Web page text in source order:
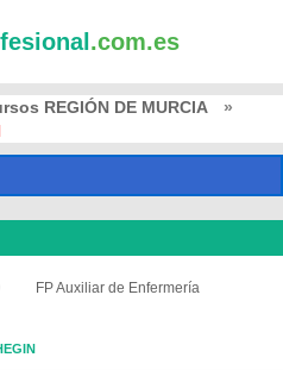
.com.es
REGIÓN DE MURCIA
»
FP Auxiliar de Enfermería